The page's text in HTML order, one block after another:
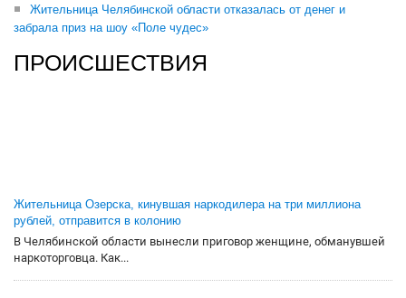
Жительница Челябинской области отказалась от денег и
забрала приз на шоу «Поле чудес»
ПРОИСШЕСТВИЯ
Жительница Озерска, кинувшая наркодилера на три миллиона
рублей, отправится в колонию
В Челябинской области вынесли приговор женщине, обманувшей
наркоторговца. Как...